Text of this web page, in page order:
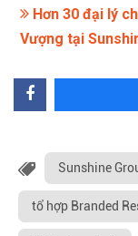
Hơn 30 đại lý
Vượng tại
Sunshine
tổ hợp Branded